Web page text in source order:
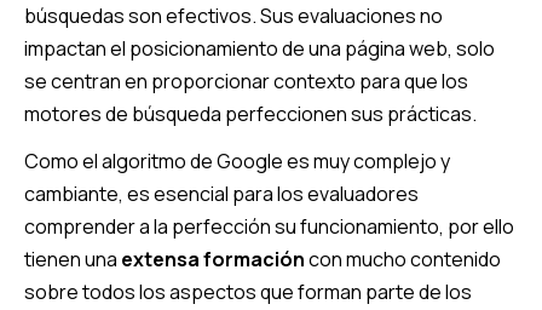
búsquedas son efectivos. Sus evaluaciones no
impactan el posicionamiento de una página web, solo
se centran en proporcionar contexto para que los
motores de búsqueda perfeccionen sus prácticas.
Como el algoritmo de Google es muy complejo y
cambiante, es esencial para los evaluadores
comprender a la perfección su funcionamiento, por ello
tienen una extensa formacióncon mucho contenido
sobre todos los aspectos que forman parte de los